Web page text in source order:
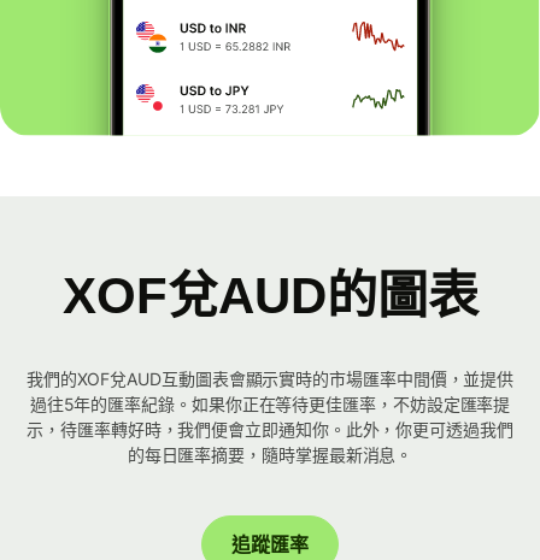
XOF兌AUD的圖表
我們的XOF兌AUD互動圖表會顯示實時的市場匯率中間價，並提供
過往5年的匯率紀錄。如果你正在等待更佳匯率，不妨設定匯率提
示，待匯率轉好時，我們便會立即通知你。此外，你更可透過我們
的每日匯率摘要，隨時掌握最新消息。
追蹤匯率